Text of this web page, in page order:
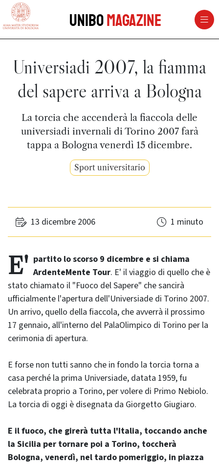
vai al contenuto della pagina
UniboMagazine
Universiadi 2007, la fiamma
del sapere arriva a Bologna
La torcia che accenderà la fiaccola delle
universiadi invernali di Torino 2007 farà
tappa a Bologna venerdì 15 dicembre.
Sport universitario
13 dicembre 2006 1 minuto
E' partito lo scorso 9 dicembre e si chiama ArdenteMente Tour. E' il viaggio di quello che è
stato chiamato il "Fuoco del Sapere" che sancirà
ufficialmente l'apertura dell'Universiade di Torino 2007.
Un arrivo, quello della fiaccola, che avverrà il prossimo
17 gennaio, all'interno del PalaOlimpico di Torino per la
cerimonia di apertura.
E forse non tutti sanno che in fondo la torcia torna a
casa perché la prima Universiade, datata 1959, fu
celebrata proprio a Torino, per volere di Primo Nebiolo.
La torcia di oggi è disegnata da Giorgetto Giugiaro.
E il fuoco, che girerà tutta l'Italia, toccando anche
la Sicilia per tornare poi a Torino, toccherà
Bologna, venerdì, nel tardo pomeriggio, in piazza